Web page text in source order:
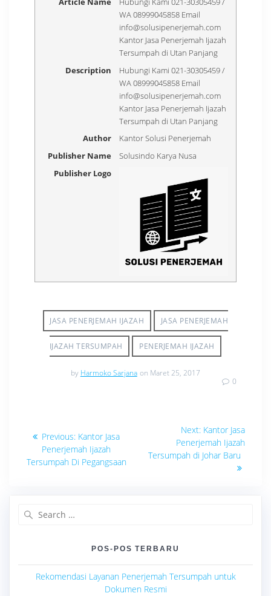
WA 08999045858 Email
info@solusipenerjemah.com
Kantor Jasa Penerjemah Ijazah
Tersumpah di Utan Panjang
Description
Hubungi Kami 021-30305459 /
WA 08999045858 Email
info@solusipenerjemah.com
Kantor Jasa Penerjemah Ijazah
Tersumpah di Utan Panjang
Author
Kantor Solusi Penerjemah
Publisher Name
Solusindo Karya Nusa
Publisher Logo
JASA PENERJEMAH IJAZAH JASA PENERJEMAH
IJAZAH TERSUMPAH PENERJEMAH IJAZAH
by Harmoko Sarjana on Maret 25, 2017
0
pos
Previous: Previous
post:
Kantor Jasa
Penerjemah Ijazah
Tersumpah Di Pegangsaan
Next: Next
post:
Kantor Jasa
Penerjemah Ijazah
Tersumpah di Johar Baru
POS-POS TERBARU
Rekomendasi Layanan Penerjemah Tersumpah untuk
Dokumen Resmi